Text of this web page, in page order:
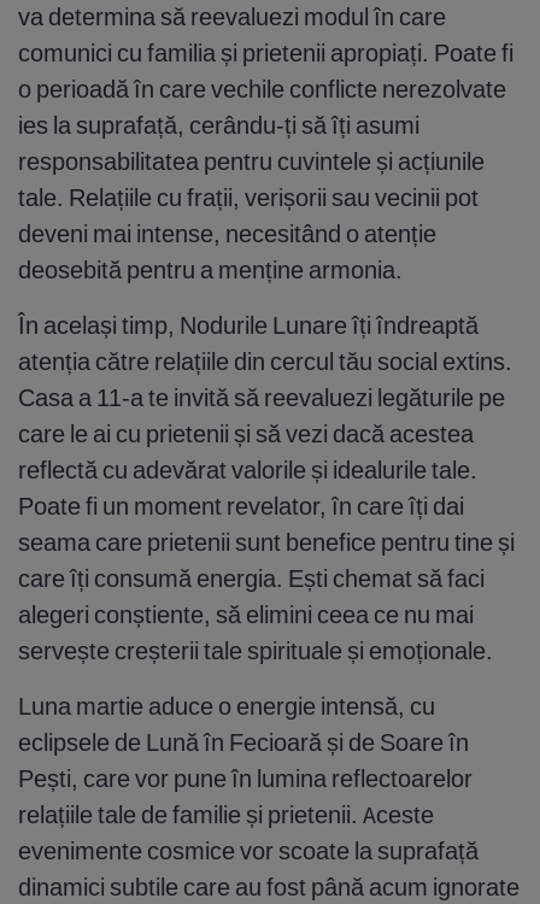
va determina să reevaluezi modul în care
comunici cu familia și prietenii apropiați. Poate fi
o perioadă în care vechile conflicte nerezolvate
ies la suprafață, cerându-ți să îți asumi
responsabilitatea pentru cuvintele și acțiunile
tale. Relațiile cu frații, verișorii sau vecinii pot
deveni mai intense, necesitând o atenție
deosebită pentru a menține armonia.
În același timp, Nodurile Lunare îți îndreaptă
atenția către relațiile din cercul tău social extins.
Casa a 11-a te invită să reevaluezi legăturile pe
care le ai cu prietenii și să vezi dacă acestea
reflectă cu adevărat valorile și idealurile tale.
Poate fi un moment revelator, în care îți dai
seama care prietenii sunt benefice pentru tine și
care îți consumă energia. Ești chemat să faci
alegeri conștiente, să elimini ceea ce nu mai
servește creșterii tale spirituale și emoționale.
Luna martie aduce o energie intensă, cu
eclipsele de Lună în Fecioară și de Soare în
Pești, care vor pune în lumina reflectoarelor
relațiile tale de familie și prietenii. Aceste
evenimente cosmice vor scoate la suprafață
dinamici subtile care au fost până acum ignorate